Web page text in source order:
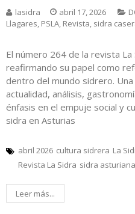
lasidra abril 17, 2026
Llagares, PSLA, Revista, sidra
El número 264 de la revista
reafirmando su papel como
dentro del mundo sidrero.
actualidad, análisis,
énfasis en el empuje social y
sidra en Asturias
abril 2026 cultura sidrera La
Revista La Sidra sidra asturiana
Leer más...